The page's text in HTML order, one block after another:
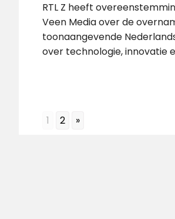
RTL Z heeft
Veen Media over de
toonaangevende
over technologie, innovatie
1 2 »